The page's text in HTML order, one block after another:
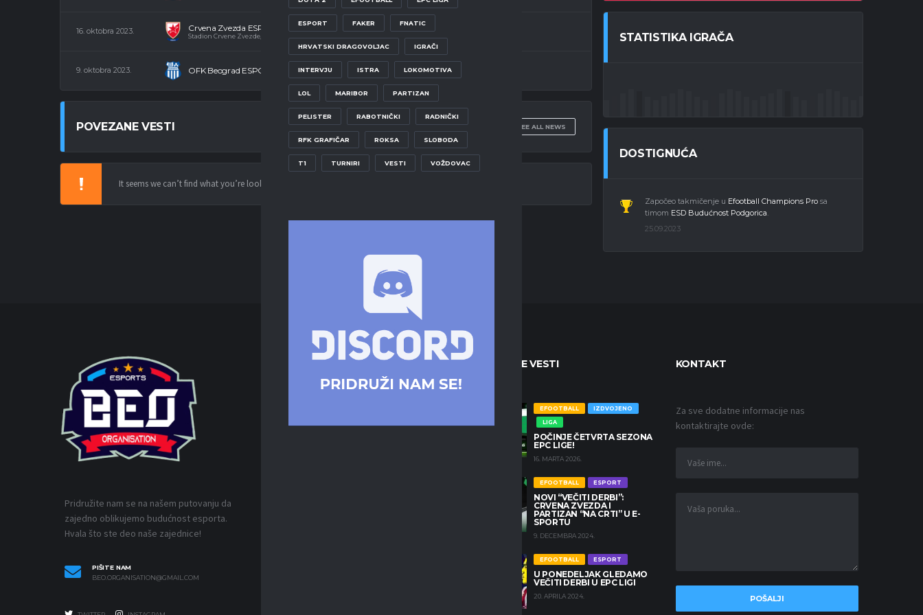
ESPORT FAKER FNATIC
HRVATSKI DRAGOVOLJAC IGRAČI
INTERVJU ISTRA LOKOMOTIVA
LOL MARIBOR PARTIZAN
PELISTER RABOTNIČKI RADNIČKI
RFK GRAFIČAR ROKSA SLOBODA
T1 TURNIRI VESTI VOŽDOVAC
16. oktobra 2023. Crvena Zvezda ESPORTS
Stadion Crvene Zvezde, popularna Marakana
W 1-3
9. oktobra 2023. OFK Beograd ESPORTS
POVEZANE VESTI SEE ALL NEWS
It seems we can’t find what you’re looking for.
STATISTIKA IGRAČA
DOSTIGNUĆA
Započeo takmičenje u Efootball Champions Prosa
timom ESD Budućnost Podgorica.
25.09.2023
Pridružite nam se na našem putovanju da
zajedno oblikujemo budućnost esporta.
Hvala što ste deo naše zajednice!
PIŠITE NAM
BEO.ORGANISATION@GMAIL.COM
IZDVOJENE VESTI NAJNOVIJE VESTI
EFOOTBALL
IZDVOJENO
LIGA
POČINJE ČETVRTA SEZONA
EPC LIGE!
16. MARTA 2026.
EFOOTBALL ESPORT
NOVI “VEČITI DERBI”:
CRVENA ZVEZDA I
PARTIZAN “NA CRTI” U E-
SPORTU
9. DECEMBRA 2024.
EFOOTBALL ESPORT
U PONEDELJAK GLEDAMO
VEČITI DERBI U EPC LIGI
20. APRILA 2024.
KONTAKT
Za sve dodatne informacije nas
kontaktirajte ovde: